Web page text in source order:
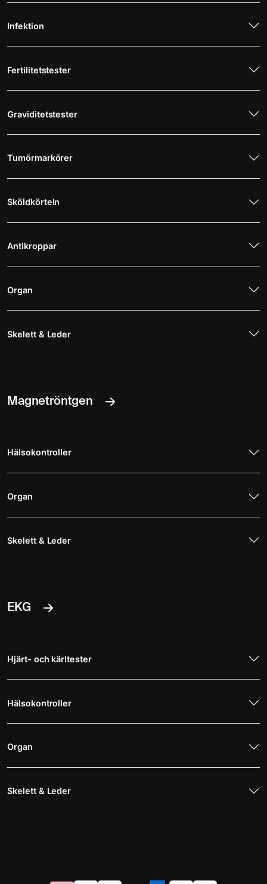
Infektion
Fertilitetstester
Graviditetstester
Tumörmarkörer
Sköldkörteln
Antikroppar
Organ
Skelett & Leder
Magnetröntgen
Hälsokontroller
Organ
Skelett & Leder
EKG
Hjärt- och kärltester
Hälsokontroller
Organ
Skelett & Leder